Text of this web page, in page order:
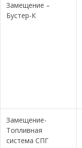
Замещение –
Бустер-К
Замещение-
Топливная
система СПГ